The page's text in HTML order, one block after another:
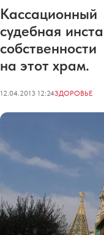
судебная
на этот храм.
12.04.2013 12:24ЗДОРОВЬЕ